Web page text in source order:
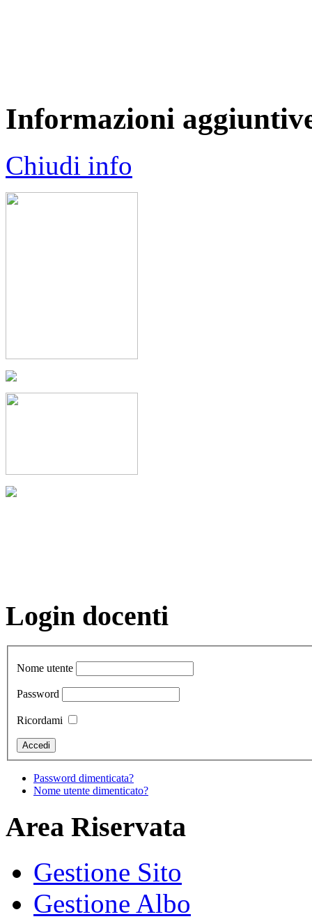
Informazioni
Chiudi info
Login docenti
Nome utente
Password
Ricordami
Password dimenticata?
Nome utente dimenticato?
Area Riservata
Gestione Sito
Gestione Albo